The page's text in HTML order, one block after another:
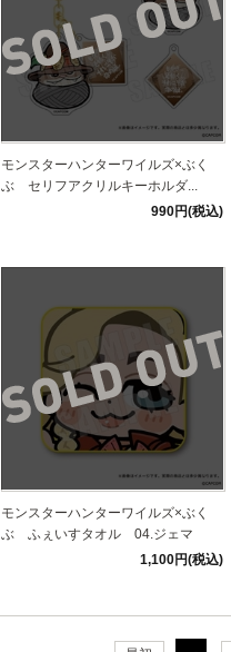
モンスターハンターワイルズ×ぶく
ぶ セリフアクリルキーホルダ...
990円(税込)
モンスターハンターワイルズ×ぶく
ぶ ふぇいすタオル 04.ジェマ
1,100円(税込)